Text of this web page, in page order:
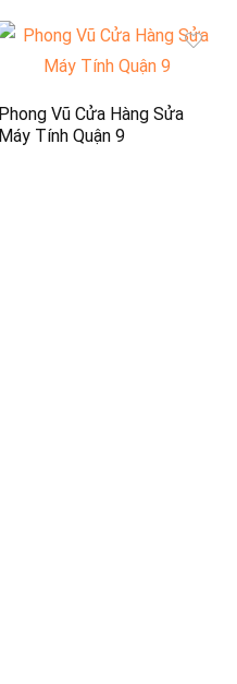
Phong Vũ Cửa Hàng Sửa
Máy Tính Quận 9